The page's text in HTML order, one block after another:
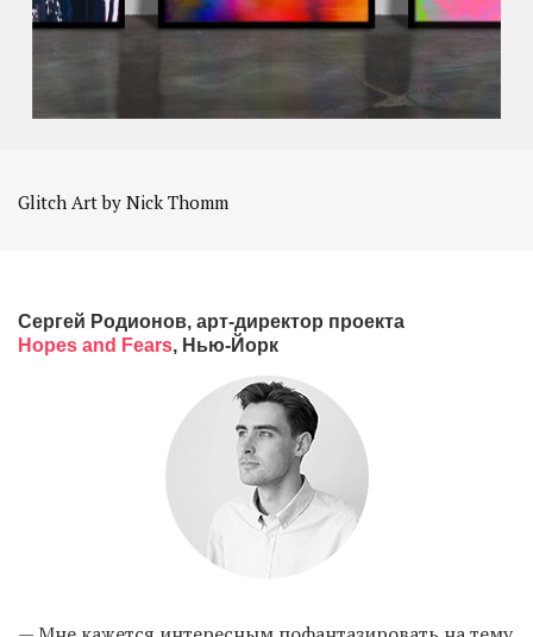
Glitch Art by Nick Thomm
Сергей Родионов, арт-директор проекта
Hopes and Fears, Нью-Йорк